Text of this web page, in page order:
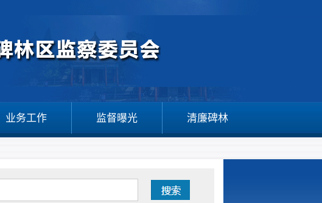
业务工作 监督曝光 清廉碑林